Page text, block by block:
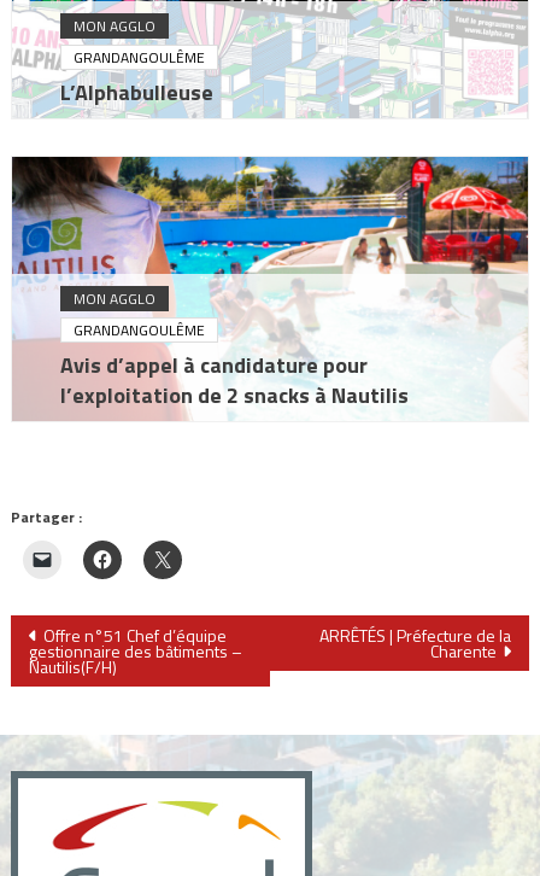
MON AGGLO
GRANDANGOULÊME
L’Alphabulleuse
MON AGGLO
GRANDANGOULÊME
Avis d’appel à candidature pour
l’exploitation de 2 snacks à Nautilis
Partager :
Navigation
de
l’article
Offre n°51 Chef d’équipe
gestionnaire des bâtiments –
Nautilis(F/H)
ARRÊTÉS | Préfecture de la
Charente